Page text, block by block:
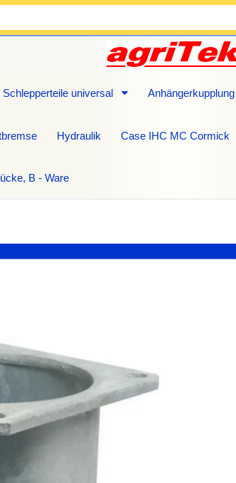
Schlepperteile universal Anhängerkupplung
Hydraulik Case IHC MC Cormick
B - Ware